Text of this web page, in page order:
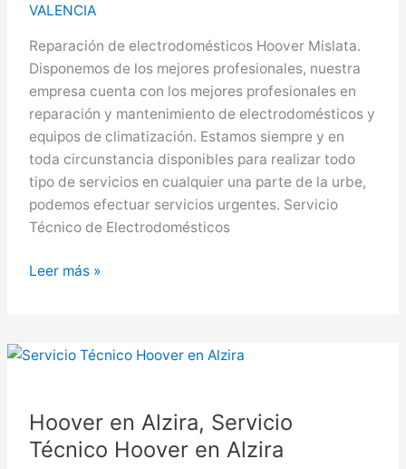
VALENCIA
Reparación de electrodomésticos Hoover Mislata.
Disponemos de los mejores profesionales, nuestra
empresa cuenta con los mejores profesionales en
reparación y mantenimiento de electrodomésticos y
equipos de climatización. Estamos siempre y en
toda circunstancia disponibles para realizar todo
tipo de servicios en cualquier una parte de la urbe,
podemos efectuar servicios urgentes. Servicio
Técnico de Electrodomésticos
Hoover
Técnico
Mislata
Leer más »
Hoover en Alzira, Servicio
Técnico Hoover en Alzira